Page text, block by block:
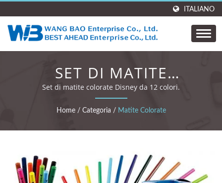
ITALIANO
SET DI MATITE
COLORATE, SET DI
MATITE DA DISEGNO.
Set di matite colorate Disney da 12 colori.
Home / Categoria / Matite Colorate